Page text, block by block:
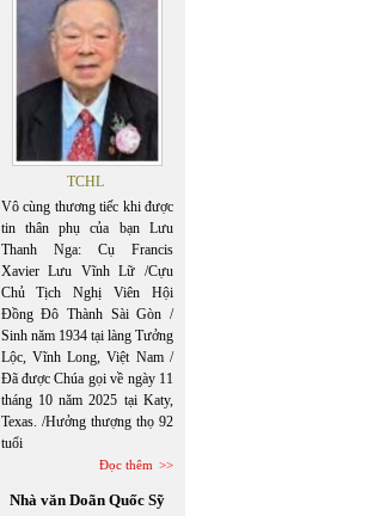
TCHL
Vô cùng thương tiếc khi được
tin thân phụ của bạn Lưu
Thanh Nga: Cụ Francis
Xavier Lưu Vĩnh Lữ /Cựu
Chủ Tịch Nghị Viên Hội
Đồng Đô Thành Sài Gòn /
Sinh năm 1934 tại làng Tưởng
Lộc, Vĩnh Long, Việt Nam /
Đã được Chúa gọi về ngày 11
tháng 10 năm 2025 tại Katy,
Texas. /Hưởng thượng thọ 92
tuổi
Đọc thêm
Nhà văn Doãn Quốc Sỹ